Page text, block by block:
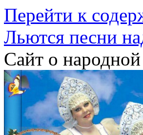
Перейти к
Льются песни
Сайт о